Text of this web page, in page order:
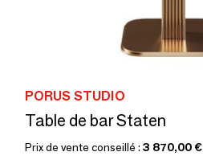
PORUS STUDIO
Table de bar Staten
Prix de vente conseillé : 3 870,00 €